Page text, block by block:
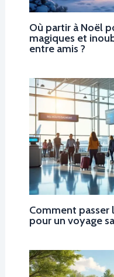
Où partir à Noël
magiques et
entre amis ?
Comment passer
pour un voyage